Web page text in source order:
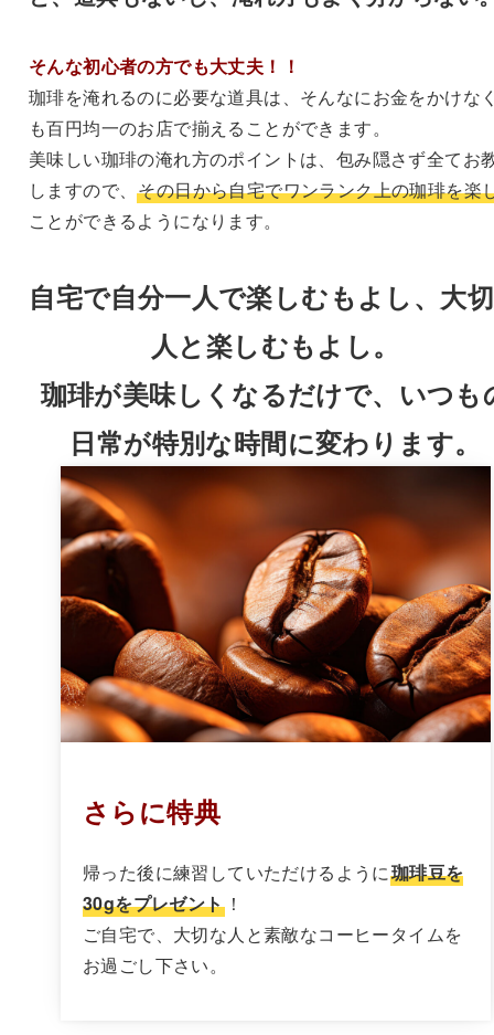
そんな初心者の方でも大丈夫！！
珈琲を淹れるのに必要な道具は、そんなにお金をかけな
も百円均一のお店で揃えることができます。
美味しい珈琲の淹れ方のポイントは、包み隠さず全てお
しますので、その日から自宅でワンランク上の珈琲を楽
ことができるようになります。
自宅で自分一人で楽しむもよし、大
人と楽しむもよし。
珈琲が美味しくなるだけで、いつも
日常が特別な時間に変わります。
さらに特典
帰った後に練習していただけるように珈琲豆を
30gをプレゼント！
ご自宅で、大切な人と素敵なコーヒータイムを
お過ごし下さい。